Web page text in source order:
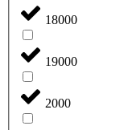
18000
19000
2000